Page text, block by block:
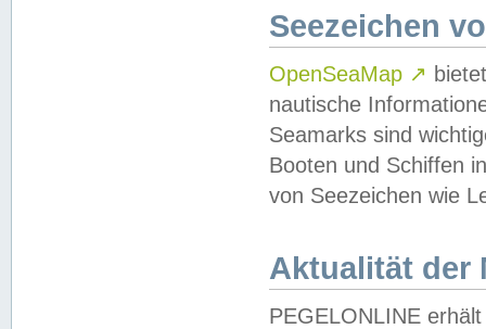
Seezeichen
OpenSeaMap ↗
nautische
Seamarks sind
Booten und Schiffen
von Seezeichen wie
Aktualität der
PEGELONLINE